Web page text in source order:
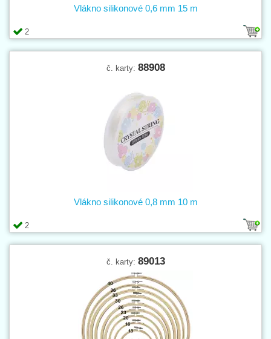
2
Vlákno silikonové 0,6 mm 15 m
č. karty: 88908
2
Vlákno silikonové 0,8 mm 10 m
č. karty: 89013